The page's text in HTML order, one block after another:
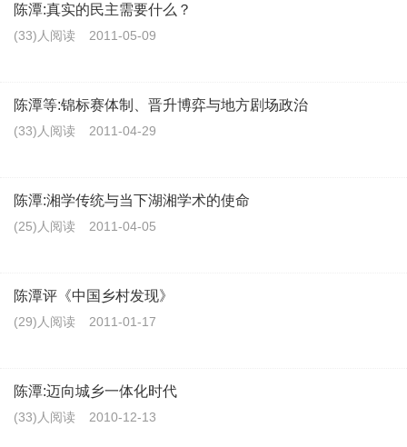
陈潭:真实的民主需要什么？
(33)人阅读 2011-05-09
陈潭等:锦标赛体制、晋升博弈与地方剧场政治
(33)人阅读 2011-04-29
陈潭:湘学传统与当下湖湘学术的使命
(25)人阅读 2011-04-05
陈潭评《中国乡村发现》
(29)人阅读 2011-01-17
陈潭:迈向城乡一体化时代
(33)人阅读 2010-12-13